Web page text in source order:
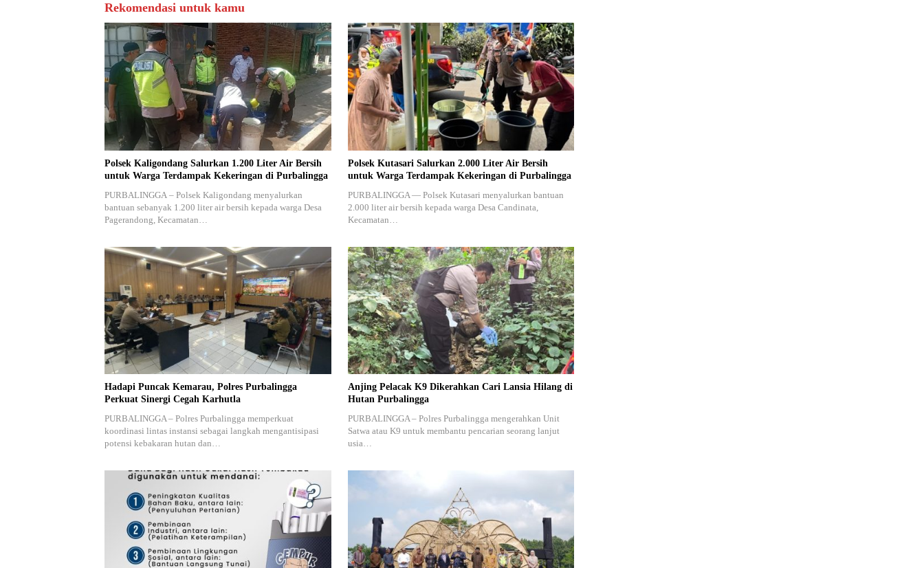
Rekomendasi untuk kamu
Polsek Kaligondang Salurkan 1.200 Liter Air Bersih
untuk Warga Terdampak Kekeringan di Purbalingga
PURBALINGGA – Polsek Kaligondang menyalurkan
bantuan sebanyak 1.200 liter air bersih kepada warga Desa
Pagerandong, Kecamatan…
Polsek Kutasari Salurkan 2.000 Liter Air Bersih
untuk Warga Terdampak Kekeringan di Purbalingga
PURBALINGGA — Polsek Kutasari menyalurkan bantuan
2.000 liter air bersih kepada warga Desa Candinata,
Kecamatan…
Hadapi Puncak Kemarau, Polres Purbalingga
Perkuat Sinergi Cegah Karhutla
PURBALINGGA – Polres Purbalingga memperkuat
koordinasi lintas instansi sebagai langkah mengantisipasi
potensi kebakaran hutan dan…
Anjing Pelacak K9 Dikerahkan Cari Lansia Hilang di
Hutan Purbalingga
PURBALINGGA – Polres Purbalingga mengerahkan Unit
Satwa atau K9 untuk membantu pencarian seorang lanjut
usia…